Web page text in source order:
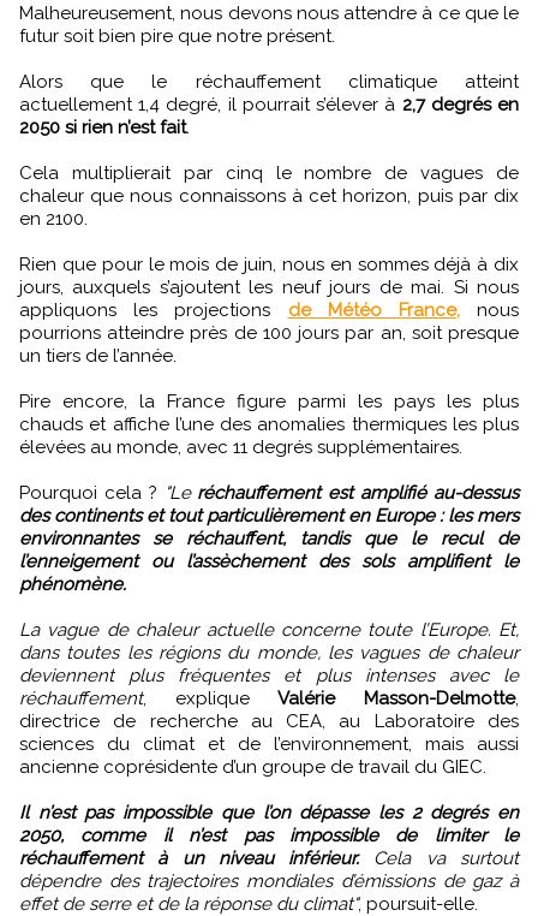
Malheureusement, nous devons nous attendre à ce que le
futur soit bien pire que notre présent.
Alors que le réchauffement climatique atteint
actuellement 1,4 degré, il pourrait s’élever à 2,7 degrés en
2050 si rien n’est fait.
Cela multiplierait par cinq le nombre de vagues de
chaleur que nous connaissons à cet horizon, puis par dix
en 2100.
Rien que pour le mois de juin, nous en sommes déjà à dix
jours, auxquels s’ajoutent les neuf jours de mai. Si nous
appliquons les projections de Météo France,nous
pourrions atteindre près de 100 jours par an, soit presque
un tiers de l’année.
Pire encore, la France figure parmi les pays les plus
chauds et affiche l’une des anomalies thermiques les plus
élevées au monde, avec 11 degrés supplémentaires.
Pourquoi cela ? "Le réchauffement est amplifié au-dessus
des continents et tout particulièrement en Europe : les mers
environnantes se réchauffent, tandis que le recul de
l’enneigement ou l’assèchement des sols amplifient le
phénomène.
La vague de chaleur actuelle concerne toute l’Europe. Et,
dans toutes les régions du monde, les vagues de chaleur
deviennent plus fréquentes et plus intenses avec le
réchauffement, expliqueValérie Masson-Delmotte,
directrice de recherche au CEA, au Laboratoire des
sciences du climat et de l’environnement, mais aussi
ancienne coprésidente d’un groupe de travail du GIEC.
Il n’est pas impossible que l’on dépasse les 2 degrés en
2050, comme il n’est pas impossible de limiter le
réchauffement à un niveau inférieur.Cela va surtout
dépendre des trajectoires mondiales d’émissions de gaz à
effet de serre et de la réponse du climat", poursuit-elle.